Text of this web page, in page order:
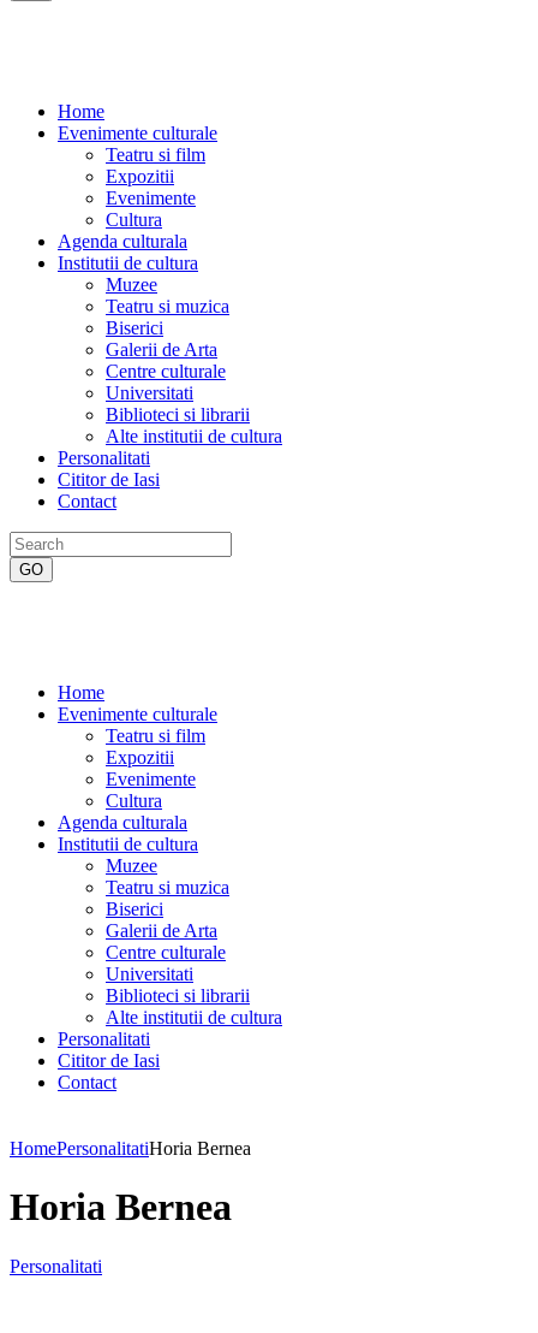
Home
Evenimente culturale
Teatru si film
Expozitii
Evenimente
Cultura
Agenda culturala
Institutii de cultura
Muzee
Teatru si muzica
Biserici
Galerii de Arta
Centre culturale
Universitati
Biblioteci si librarii
Alte institutii de cultura
Personalitati
Cititor de Iasi
Contact
Home
Evenimente culturale
Teatru si film
Expozitii
Evenimente
Cultura
Agenda culturala
Institutii de cultura
Muzee
Teatru si muzica
Biserici
Galerii de Arta
Centre culturale
Universitati
Biblioteci si librarii
Alte institutii de cultura
Personalitati
Cititor de Iasi
Contact
HomePersonalitatiHoria Bernea
Horia Bernea
Personalitati